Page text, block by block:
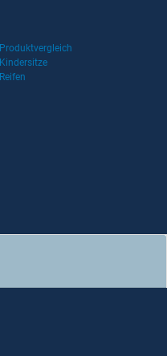
Produktvergleich
Kindersitze
Reifen